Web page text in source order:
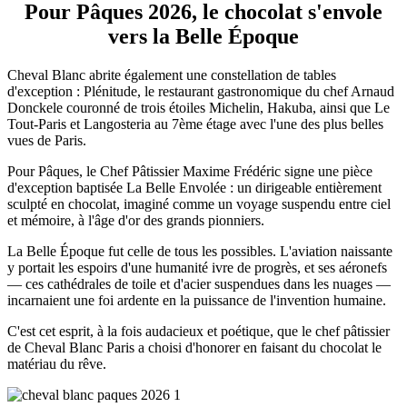
Pour Pâques 2026, le chocolat s'envole
vers la Belle Époque
Cheval Blanc abrite également une constellation de tables
d'exception : Plénitude, le restaurant gastronomique du chef Arnaud
Donckele couronné de trois étoiles Michelin, Hakuba, ainsi que Le
Tout-Paris et Langosteria au 7ème étage avec l'une des plus belles
vues de Paris.
Pour Pâques, le Chef Pâtissier Maxime Frédéric signe une pièce
d'exception baptisée La Belle Envolée : un dirigeable entièrement
sculpté en chocolat, imaginé comme un voyage suspendu entre ciel
et mémoire, à l'âge d'or des grands pionniers.
La Belle Époque fut celle de tous les possibles. L'aviation naissante
y portait les espoirs d'une humanité ivre de progrès, et ses aéronefs
— ces cathédrales de toile et d'acier suspendues dans les nuages —
incarnaient une foi ardente en la puissance de l'invention humaine.
C'est cet esprit, à la fois audacieux et poétique, que le chef pâtissier
de Cheval Blanc Paris a choisi d'honorer en faisant du chocolat le
matériau du rêve.